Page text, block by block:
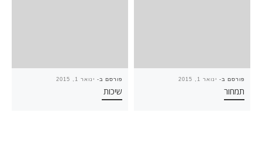
פורסם ב- ינואר 1, 2015
שיכות
פורסם ב- ינואר 1, 2015
תמחור